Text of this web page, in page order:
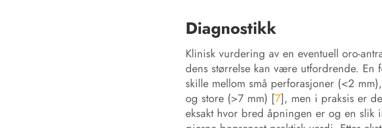
Diagnostikk
Klinisk vurdering av en eventuell oro-
dens størrelse kan være utfordrende. En
skille mellom små perforasjoner (<2
og store (>7 mm) [7], men i praksis er
eksakt hvor bred åpningen er og en slik